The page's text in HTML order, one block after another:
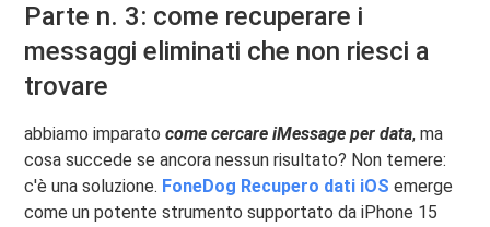
Parte n. 3: come recuperare i
messaggi eliminati che non riesci a
trovare
abbiamo imparatocome cercare iMessage per data, ma
cosa succede se ancora nessun risultato? Non temere:
c'è una soluzione. FoneDog Recupero dati iOS emerge
come un potente strumento supportato da iPhone 15